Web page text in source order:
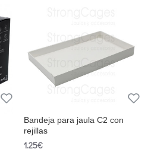
Bandeja para jaula C2 con
rejillas
1.25€